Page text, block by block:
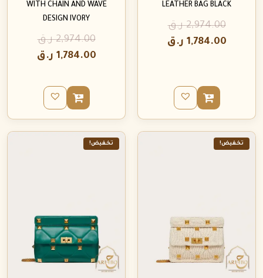
LEATHER BAG BLACK
2,974.00 ر.ق
1,784.00 ر.ق
WITH CHAIN AND WAVE
DESIGN IVORY
2,974.00 ر.ق
1,784.00 ر.ق
تخفيض! تخفيض!